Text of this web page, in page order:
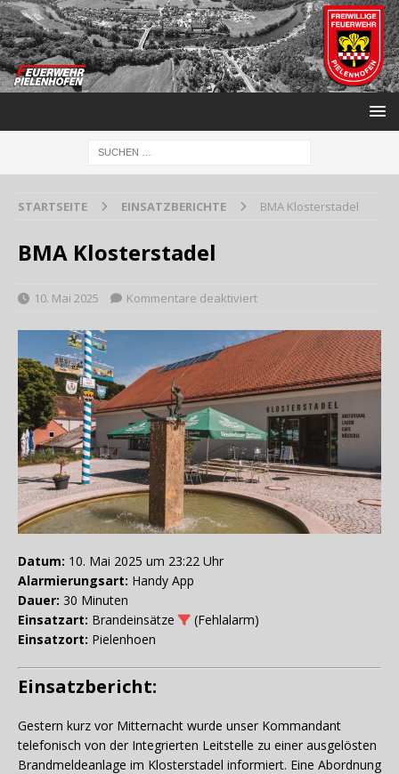
STARTSEITE EINSATZBERICHTE BMA Klosterstadel
BMA Klosterstadel
10. Mai 2025 Kommentare deaktiviert
Datum: 10. Mai 2025 um 23:22 Uhr
Alarmierungsart: Handy App
Dauer: 30 Minuten
Einsatzart: Brandeinsätze
(Fehlalarm)
Einsatzort: Pielenhoen
Einsatzbericht:
Gestern kurz vor Mitternacht wurde unser Kommandant
telefonisch von der Integrierten Leitstelle zu einer ausgelösten
Brandmeldeanlage im Klosterstadel informiert. Eine Abordnung